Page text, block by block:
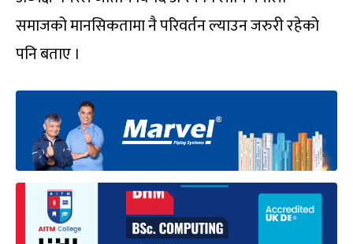
समाजको मानसिकतामा नै परिवर्तन ल्याउन जरुरी रहेको
पनि बताए ।